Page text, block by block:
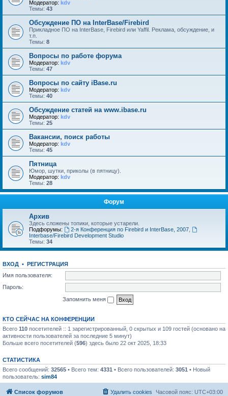
Модератор: kdv
Темы: 43
Обсуждение ПО на InterBase/Firebird
Прикладное ПО на InterBase, Firebird или Yaffil. Реклама, обсуждение, и
т.п.
Темы: 8
Вопросы по работе форума
Модератор: kdv
Темы: 47
Вопросы по сайту iBase.ru
Модератор: kdv
Темы: 40
Обсуждение статей на www.ibase.ru
Модератор: kdv
Темы: 25
Вакансии, поиск работы
Модератор: kdv
Темы: 45
Пятница
Юмор, шутки, приколы (в пятницу).
Модератор: kdv
Темы: 28
Форум
Архив
Здесь сложены топики, которые устарели.
Подфорумы:
2-я Конференция по Firebird и InterBase, 2007,
Interbase/Firebird Development Studio
Темы: 34
ВХОД • РЕГИСТРАЦИЯ
Имя пользователя:
Пароль:
Запомнить меня
КТО СЕЙЧАС НА КОНФЕРЕНЦИИ
Всего 110 посетителей :: 1 зарегистрированный, 0 скрытых и 109 гостей (основано на
активности пользователей за последние 5 минут)
Больше всего посетителей (596) здесь было 22 окт 2025, 18:33
СТАТИСТИКА
Всего сообщений: 32565 • Всего тем: 4331 • Всего пользователей: 3051 • Новый
пользователь: sim84
Список форумов Часовой пояс: UTC+03:00
Удалить cookies